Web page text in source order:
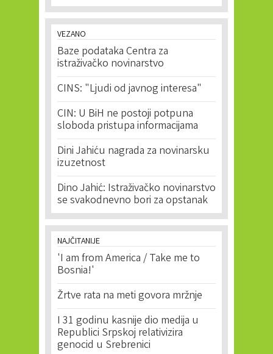
VEZANO
Baze podataka Centra za
istraživačko novinarstvo
CINS: "Ljudi od javnog interesa"
CIN: U BiH ne postoji potpuna
sloboda pristupa informacijama
Dini Jahiću nagrada za novinarsku
izuzetnost
Dino Jahić: Istraživačko novinarstvo
se svakodnevno bori za opstanak
NAJČITANIJE
'I am from America / Take me to
Bosnia!'
Žrtve rata na meti govora mržnje
I 31 godinu kasnije dio medija u
Republici Srpskoj relativizira
genocid u Srebrenici